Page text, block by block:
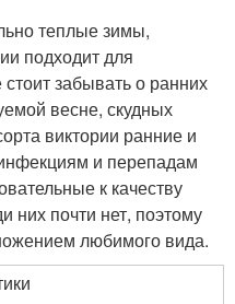
теплые зимы,
подходит для
забывать о ранних
весне, скудных
виктории ранние и
и перепадам
к качеству
них почти нет, поэтому
любимого вида.